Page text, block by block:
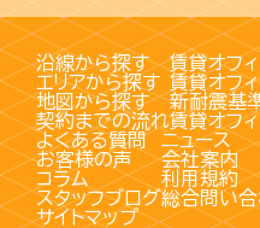
沿線から探す
エリアから探す
地図から探す
契約までの流れ
賃貸オフ
賃貸オフ
新耐震基
賃貸オフ
よくある質問
お客様の声
コラム
スタッフブログ
サイトマップ
ニュース
会社案内
利用規約
総合問い